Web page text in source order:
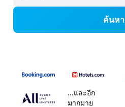
ค้นหา
...และอีก
มากมาย